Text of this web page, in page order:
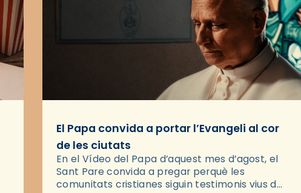
El Papa convida a portar l’Evangeli al cor
de les ciutats
En el Vídeo del Papa d’aquest mes d’agost, el
Sant Pare convida a pregar perquè les
comunitats cristianes siguin testimonis vius de